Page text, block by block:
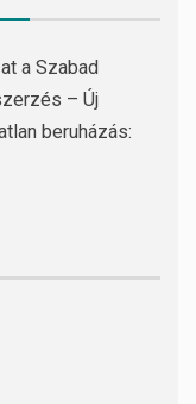
a Szabad
– Új
beruházás: